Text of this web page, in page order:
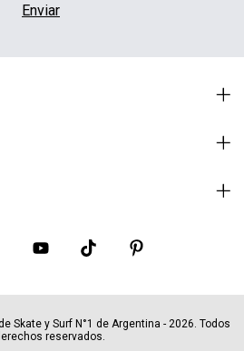
Skate y Surf N°1 de Argentina - 2026. Todos
reservados.